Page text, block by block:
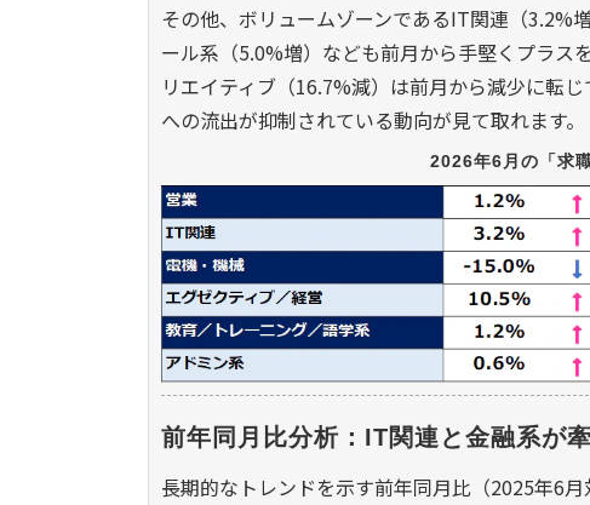
その他、ボリュームゾーンであるIT関連（3.2%
ール系（5.0%増）なども前月から手堅くプラス
リエイティブ（16.7%減）は前月から減少に転
への流出が抑制されている動向が見て取れます。
2026年6月の「求
前年同月比分析：IT関連と金融系が
長期的なトレンドを示す前年同月比（2025年6